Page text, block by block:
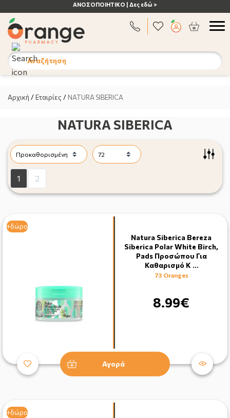
ΑΝΟΣΟΠΟΙΗΤΙΚΟ | Δες εδώ >
Αναζήτηση
Αρχική /Εταιρίες / NATURA SIBERICA
NATURA SIBERICA
1 2
+δώρο
Natura Siberica Bereza
Siberica Polar White Birch,
Pads Προσώπου Για
Καθαρισμό Κ …
73 Oranges
8.99€
Αγορά
+δώρο